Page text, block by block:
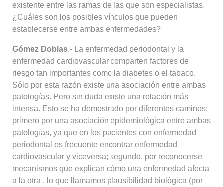
existente entre las ramas de las que son especialistas.
¿Cuáles son los posibles vínculos que pueden
establecerse entre ambas enfermedades?
Gómez Doblas.- La enfermedad periodontal y la
enfermedad cardiovascular comparten factores de
riesgo tan importantes como la diabetes o el tabaco.
Sólo por esta razón existe una asociación entre ambas
patologías. Pero sin duda existe una relación más
intensa. Esto se ha demostrado por diferentes caminos:
primero por una asociación epidemiológica entre ambas
patologías, ya que en los pacientes con enfermedad
periodontal es frecuente encontrar enfermedad
cardiovascular y viceversa; segundo, por reconocerse
mecanismos que explican cómo una enfermedad afecta
a la otra , lo que llamamos plausibilidad biológica (por